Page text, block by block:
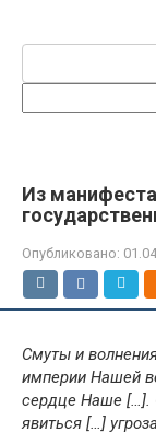
Из
Опубликовано:
Смуты и
империи Нашей
сердце Наше […].
явиться […]